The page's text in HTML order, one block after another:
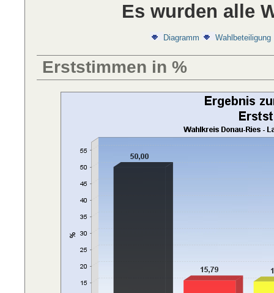
Es wurden alle
Diagramm Wahlbeteiligung
Erststimmen in %